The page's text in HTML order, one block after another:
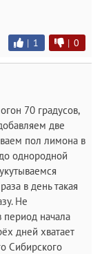
| 1 | 0
70 градусов,
две
пол лимона в
однородной
в день такая
Не
период начала
дней хватает
Сибирского